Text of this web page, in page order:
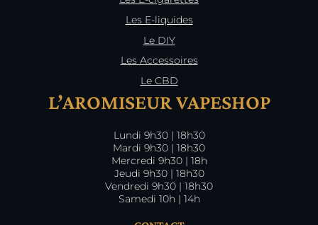
Les E-liquides
Le DIY
Les Accessoires
Le CBD
L’AROMISEUR VAPESHOP
Lundi 9h30 | 18h30
Mardi 9h30 | 18h30
Mercredi 9h30 | 18h
Jeudi 9h30 | 18h30
Vendredi 9h30 | 18h30
Samedi 10h | 14h